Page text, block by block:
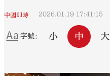
中國即時 2026.01.19 17:41:15
字號： 小 中 大